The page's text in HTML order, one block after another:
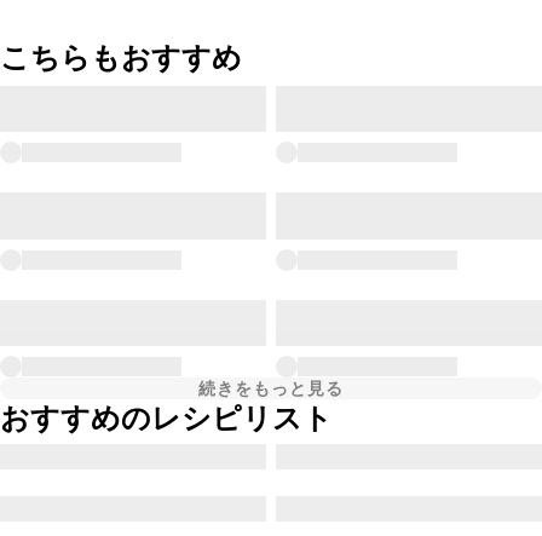
こちらもおすすめ
続きをもっと見る
おすすめのレシピリスト